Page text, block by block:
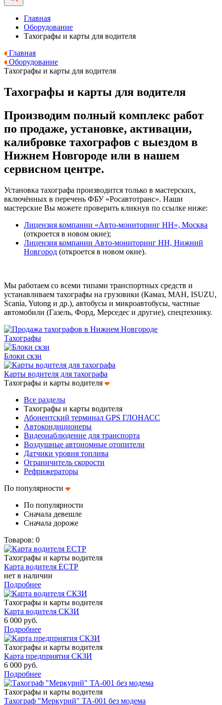
Главная
Оборудование
Тахографы и карты для водителя
Главная
Оборудование
Тахографы и карты для водителя
Тахографы и карты для водителя
Производим полный комплекс работ
по продаже, установке, активации,
калибровке тахографов с выездом в
Нижнем Новгороде или в нашем
сервисном центре.
Установка тахографа производится только в мастерских,
включённых в перечень ФБУ «Росавтотранс». Наши
мастерские Вы можете проверить кликнув по ссылке ниже:
Лицензия компании «Авто-мониторинг НН», Москва
(откроется в новом окне);
Лицензия компании Авто-мониторинг НН, Нижний
Новгород (откроется в новом окне).
Мы работаем со всеми типами транспортных средств и
устанавливаем тахографы на грузовики (Камаз, МАН, ISUZU,
Scania, Yutong и др.), автобусы и микроавтобусы, частные
автомобили (Газель, Форд, Мерседес и другие), спецтехнику.
Тахографы
Блоки скзи
Карты водителя для тахографа
Тахографы и карты водителя
Все разделы
Тахографы и карты водителя
Абонентский терминал GPS ГЛОНАСС
Автокондиционеры
Видеонаблюдение для транспорта
Воздушные автономные отопители
Датчики уровня топлива
Ограничитель скорости
Рефрижераторы
По популярности
По популярности
Сначала девешле
Сначала дороже
Товаров: 0
Тахографы и карты водителя
Карта водителя ЕСТР
нет в наличии
Подробнее
Тахографы и карты водителя
Карта водителя СКЗИ
6 000 руб.
Подробнее
Тахографы и карты водителя
Карта предприятия СКЗИ
6 000 руб.
Подробнее
Тахографы и карты водителя
Тахограф "Меркурий" ТА-001 без модема